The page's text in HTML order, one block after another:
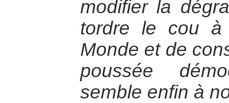
modifier la
tordre le cou
Monde et de
poussée
semble enfin à